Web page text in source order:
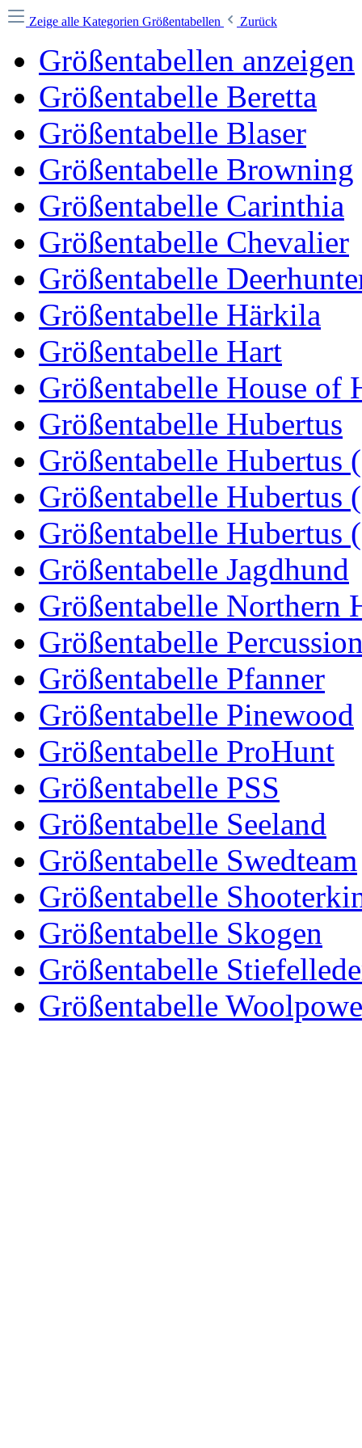
Zeige alle Kategorien Größentabellen Zurück
Größentabellen anzeigen
Größentabelle Beretta
Größentabelle Blaser
Größentabelle Browning
Größentabelle Carinthia
Größentabelle Chevalier
Größentabelle
Größentabelle Härkila
Größentabelle Hart
Größentabelle House of
Größentabelle Hubertus
Größentabelle Hubertus
Größentabelle Hubertus
Größentabelle Hubertus
Größentabelle Jagdhund
Größentabelle Northern
Größentabelle
Größentabelle Pfanner
Größentabelle Pinewood
Größentabelle ProHunt
Größentabelle PSS
Größentabelle Seeland
Größentabelle Swedteam
Größentabelle
Größentabelle Skogen
Größentabelle
Größentabelle